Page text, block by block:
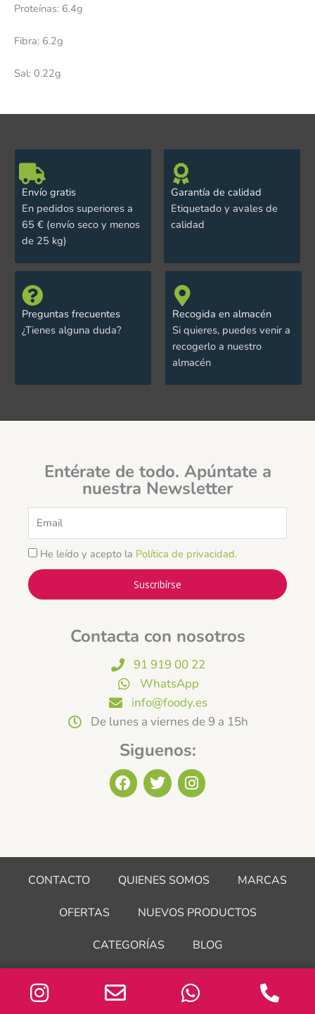
Proteínas: 6.4g
Fibra: 6.2g
Sal: 0.22g
Envío gratis
En pedidos superiores a
65 € (envío seco y menos
de 25 kg)
Garantía de calidad
Etiquetado y avales de
calidad
Preguntas frecuentes
¿Tienes alguna duda?
Recogida en almacén
Si quieres, puedes venir a
recogerlo a nuestro
almacén
Entérate de todo. Apúntate a
nuestra Newsletter
He leído y acepto la Política de privacidad.
Suscribírse
Contacta con nosotros
91 919 00 22
WhatsApp
info@foody.es
De lunes a viernes de 9 a 15h
Siguenos:
F
a
o
k
T
w
e
I
n
g
a
CONTACTO QUIENES SOMOS MARCAS
OFERTAS NUEVOS PRODUCTOS
CATEGORÍAS BLOG